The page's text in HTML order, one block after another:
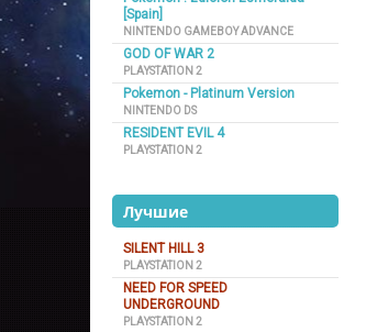
[Spain]
NINTENDO GAMEBOY ADVANCE
GOD OF WAR 2
PLAYSTATION 2
Pokemon - Platinum Version
NINTENDO DS
RESIDENT EVIL 4
PLAYSTATION 2
Лучшие
SILENT HILL 3
PLAYSTATION 2
NEED FOR SPEED
UNDERGROUND
PLAYSTATION 2